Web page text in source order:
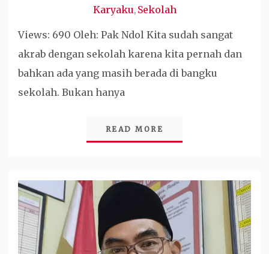
Karyaku, Sekolah
Views: 690 Oleh: Pak Ndol Kita sudah sangat
akrab dengan sekolah karena kita pernah dan
bahkan ada yang masih berada di bangku
sekolah. Bukan hanya
READ MORE